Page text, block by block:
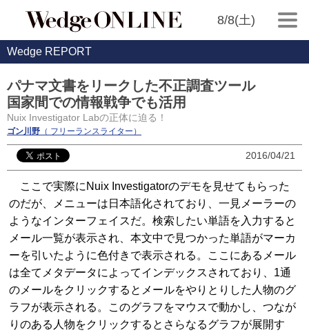
8/8(土)
Wedge REPORT
パナマ文書をリークした不正調査ツール
国家間での情報戦争でも活用
Nuix Investigator Labの正体に迫る！
ゴン川野 （ フリーランスライター）
2016/04/21
ここで実際にNuix Investigatorのデモを見せてもらった
のだが、メニューは日本語化されており、一見メーラーの
ようなインターフェイスだ。検索したい単語を入力すると
メール一覧が表示され、本文中で見つかった単語がマーカ
ーを引いたように色付きで表示される。ここにあるメール
は全てメタデータによってインデックスされており、1通
のメールをクリックするとメールをやりとりした人物のグ
ラフが表示される。このグラフをマウスで動かし、つなが
りのある人物をクリックするとさらなるグラフが展開す